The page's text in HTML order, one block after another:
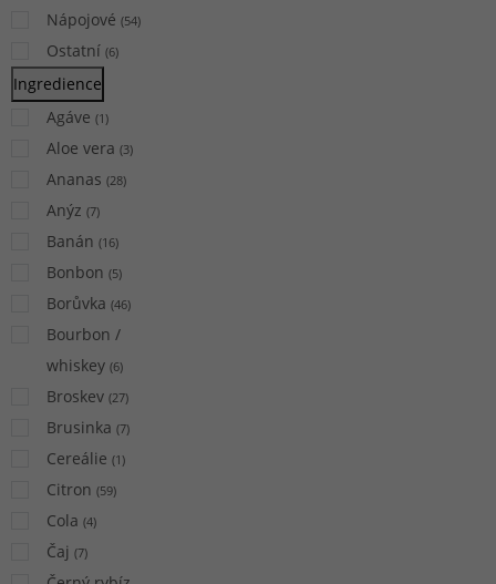
Nápojové (54)
Ostatní (6)
Ingredience
Agáve (1)
Aloe vera (3)
Ananas (28)
Anýz (7)
Banán (16)
Bonbon (5)
Borůvka (46)
Bourbon /
whiskey (6)
Broskev (27)
Brusinka (7)
Cereálie (1)
Citron (59)
Cola (4)
Čaj (7)